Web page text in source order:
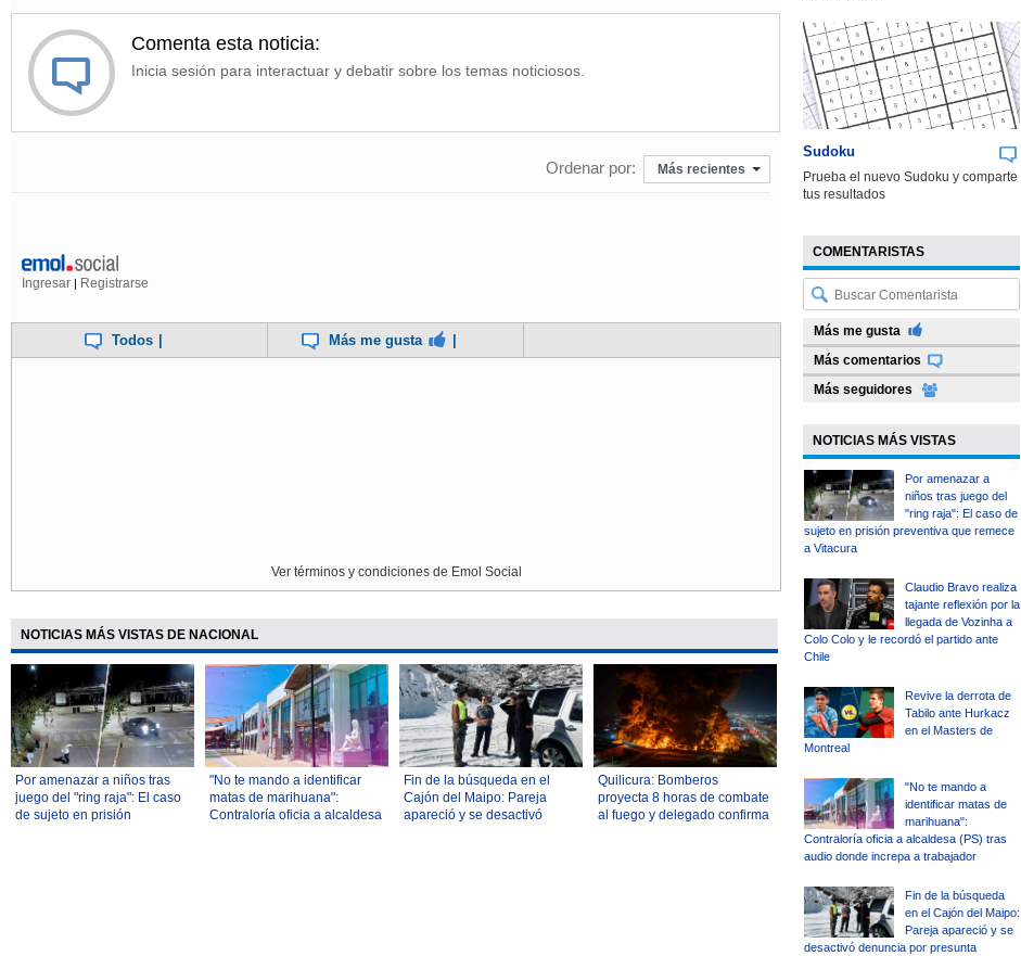
Comenta esta noticia:
Inicia sesión para interactuar y debatir sobre los temas noticiosos.
Ordenar por: Más recientes
Ingresar | Registrarse
Todos Más me gusta
Ver términos y condiciones de Emol Social
NOTICIAS MÁS VISTAS DE NACIONAL
Por amenazar a niños tras
juego del "ring raja": El caso
de sujeto en prisión
"No te mando a identificar
matas de marihuana":
Contraloría oficia a alcaldesa
Fin de la búsqueda en el
Cajón del Maipo: Pareja
apareció y se desactivó
Quilicura: Bomberos
proyecta 8 horas de combate
al fuego y delegado confirma
Sudoku
Prueba el nuevo Sudoku y comparte
tus resultados
COMENTARISTAS
Más me gusta
Más comentarios
Más seguidores
NOTICIAS MÁS VISTAS
Por amenazar a
niños tras juego del
"ring raja": El caso de
sujeto en prisión preventiva que remece
a Vitacura
Claudio Bravo realiza
tajante reflexión por la
llegada de Vozinha a
Colo Colo y le recordó el partido ante
Chile
Revive la derrota de
Tabilo ante Hurkacz
en el Masters de
Montreal
"No te mando a
identificar matas de
marihuana":
Contraloría oficia a alcaldesa (PS) tras
audio donde increpa a trabajador
Fin de la búsqueda
en el Cajón del Maipo:
Pareja apareció y se
desactivó denuncia por presunta